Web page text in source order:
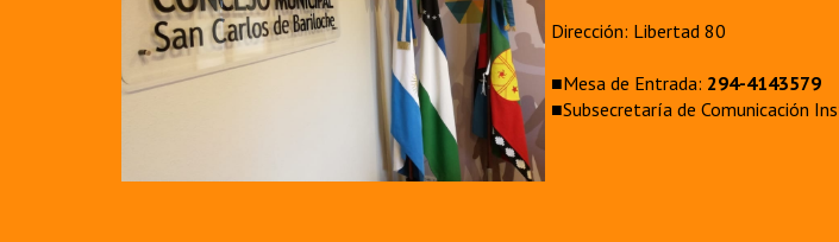
Dirección: Libertad 80
■Mesa de Entrada: 294-4143579
■Subsecretaría de Comunicación